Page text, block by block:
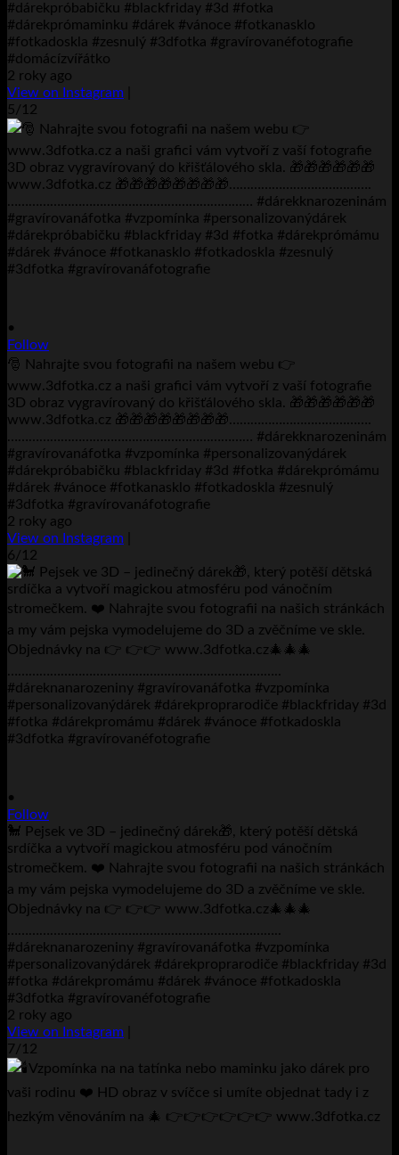
#dárekpróbabičku #blackfriday #3d #fotka
#dárekprómaminku #dárek #vánoce #fotkanasklo
#fotkadoskla #zesnulý #3dfotka #gravírovanéfotografie
#domácízvířátko
2 roky ago
View on Instagram
5/12
•
Follow
🎅 Nahrajte svou fotografii na našem webu 👉
www.3dfotka.cz a naši grafici vám vytvoří z vaší fotografie
3D obraz vygravírovaný do křišťálového skla. 🎁🎁🎁🎁🎁🎁
www.3dfotka.cz 🎁🎁🎁🎁🎁🎁🎁🎁………………………………….
…………………………………………………………… #dárekknarozeninám
#gravírovanáfotka #vzpomínka #personalizovanýdárek
#dárekpróbabičku #blackfriday #3d #fotka #dárekprómámu
#dárek #vánoce #fotkanasklo #fotkadoskla #zesnulý
#3dfotka #gravírovanáfotografie
2 roky ago
View on Instagram
6/12
•
Follow
🐩 Pejsek ve 3D – jedinečný dárek🎁, který potěší dětská
srdíčka a vytvoří magickou atmosféru pod vánočním
stromečkem. ❤️ Nahrajte svou fotografii na našich stránkách
a my vám pejska vymodelujeme do 3D a zvěčníme ve skle.
Objednávky na 👉 👉👉 www.3dfotka.cz🎄🎄🎄
…………………………………………………………………..
#dáreknanarozeniny #gravírovanáfotka #vzpomínka
#personalizovanýdárek #dárekproprarodiče #blackfriday #3d
#fotka #dárekpromámu #dárek #vánoce #fotkadoskla
#3dfotka #gravírovanéfotografie
2 roky ago
View on Instagram
7/12